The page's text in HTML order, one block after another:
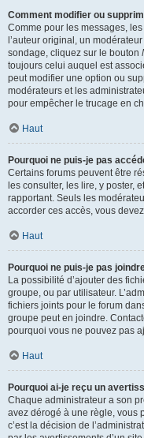
Comment modifier ou
Comme pour les messages,
l’auteur original, un
sondage, cliquez sur le bouton
toujours celui auquel est
peut modifier une option ou
modérateurs et les
pour empêcher le trucage en
Haut
Pourquoi ne puis-je pas
Certains forums peuvent être
les consulter, les lire, y poster,
rapportant. Seuls les
accorder ces accès, vous
Haut
Pourquoi ne puis-je pas
La possibilité d’ajouter des
groupe, ou par utilisateur.
fichiers joints pour le forum
groupe peut en joindre.
pourquoi vous ne pouvez pas
Haut
Pourquoi ai-je reçu un
Chaque administrateur a son
avez dérogé à une règle, vous
c’est la décision de